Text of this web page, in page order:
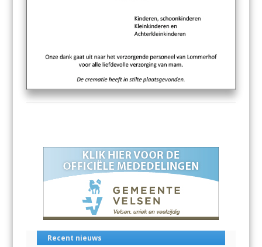
Recent nieuws